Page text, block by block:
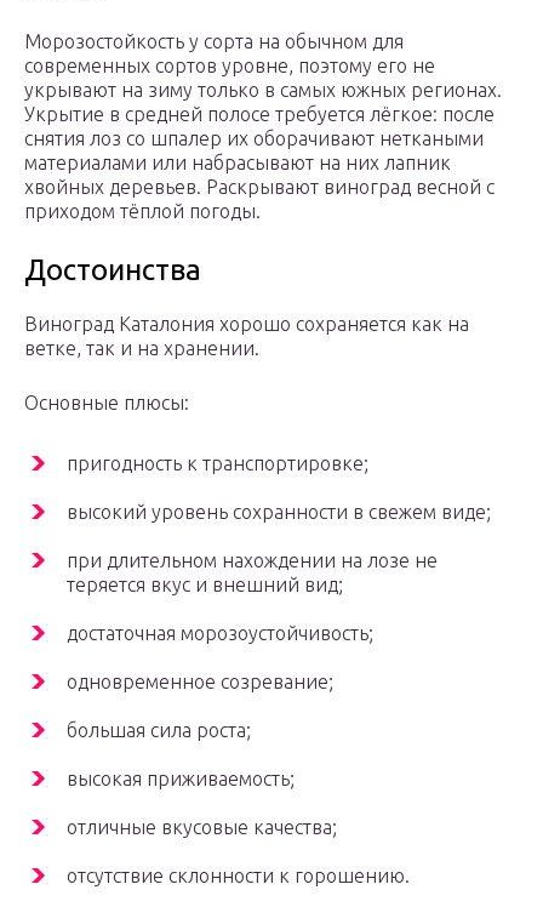
Морозостойкость у сорта на обычном для
современных сортов уровне, поэтому его не
укрывают на зиму только в самых южных регионах.
Укрытие в средней полосе требуется лёгкое: после
снятия лоз со шпалер их оборачивают неткаными
материалами или набрасывают на них лапник
хвойных деревьев. Раскрывают виноград весной с
приходом тёплой погоды.
Достоинства
Виноград Каталония хорошо сохраняется как на
ветке, так и на хранении.
Основные плюсы:
пригодность к транспортировке;
высокий уровень сохранности в свежем виде;
при длительном нахождении на лозе не
теряется вкус и внешний вид;
достаточная морозоустойчивость;
одновременное созревание;
большая сила роста;
высокая приживаемость;
отличные вкусовые качества;
отсутствие склонности к горошению.